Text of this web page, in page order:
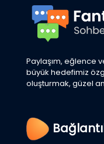
Paylaşım, eğlence
büyük hedefimiz
oluşturmak, güzel